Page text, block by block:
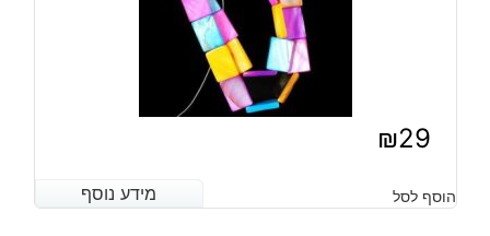
₪29
מידע נוסף הוסף לסל מידע נוסף